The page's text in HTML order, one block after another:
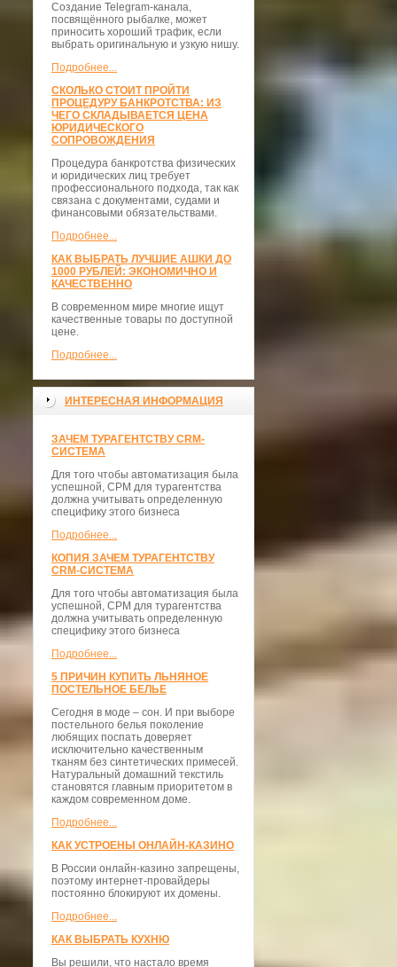
Создание Telegram-канала,
посвящённого рыбалке, может
приносить хороший трафик, если
выбрать оригинальную и узкую нишу.
Подробнее...
СКОЛЬКО СТОИТ ПРОЙТИ
ПРОЦЕДУРУ БАНКРОТСТВА: ИЗ
ЧЕГО СКЛАДЫВАЕТСЯ ЦЕНА
ЮРИДИЧЕСКОГО
СОПРОВОЖДЕНИЯ
Процедура банкротства физических
и юридических лиц требует
профессионального подхода, так как
связана с документами, судами и
финансовыми обязательствами.
Подробнее...
КАК ВЫБРАТЬ ЛУЧШИЕ АШКИ ДО
1000 РУБЛЕЙ: ЭКОНОМИЧНО И
КАЧЕСТВЕННО
В современном мире многие ищут
качественные товары по доступной
цене.
Подробнее...
ИНТЕРЕСНАЯ ИНФОРМАЦИЯ
ЗАЧЕМ ТУРАГЕНТСТВУ CRM-
СИСТЕМА
Для того чтобы автоматизация была
успешной, СРМ для турагентства
должна учитывать определенную
специфику этого бизнеса
Подробнее...
КОПИЯ ЗАЧЕМ ТУРАГЕНТСТВУ
CRM-СИСТЕМА
Для того чтобы автоматизация была
успешной, СРМ для турагентства
должна учитывать определенную
специфику этого бизнеса
Подробнее...
5 ПРИЧИН КУПИТЬ ЛЬНЯНОЕ
ПОСТЕЛЬНОЕ БЕЛЬЕ
Сегодня в моде – сон. И при выборе
постельного белья поколение
любящих поспать доверяет
исключительно качественным
тканям без синтетических примесей.
Натуральный домашний текстиль
становятся главным приоритетом в
каждом современном доме.
Подробнее...
КАК УСТРОЕНЫ ОНЛАЙН-КАЗИНО
В России онлайн-казино запрещены,
поэтому интернет-провайдеры
постоянно блокируют их домены.
Подробнее...
КАК ВЫБРАТЬ КУХНЮ
Вы решили, что настало время